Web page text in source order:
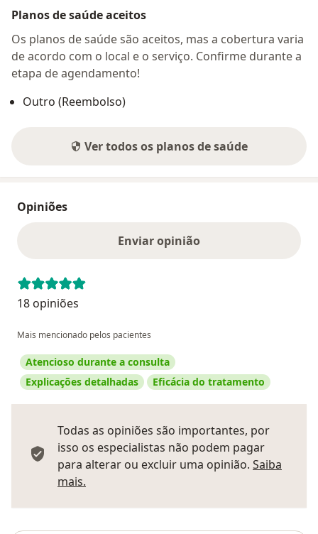
Planos de saúde aceitos
Os planos de saúde são aceitos, mas a cobertura varia
de acordo com o local e o serviço. Confirme durante a
etapa de agendamento!
Outro (Reembolso)
Ver todos os planos de saúde
Opiniões
Enviar opinião
18 opiniões
Mais mencionado pelos pacientes
Atencioso durante a consulta
Explicações detalhadas
Eficácia do tratamento
Todas as opiniões são importantes, por
isso os especialistas não podem pagar
para alterar ou excluir uma opinião. Saiba
mais.